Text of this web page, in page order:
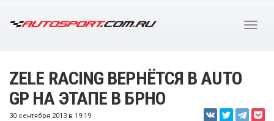
ZELE RACING ВЕРНЁТСЯ В AUTO
GP НА ЭТАПЕ В БРНО
30 сентября 2013 в 19:19